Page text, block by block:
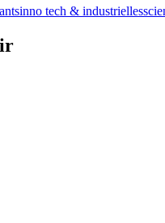
inno tech & industrielles